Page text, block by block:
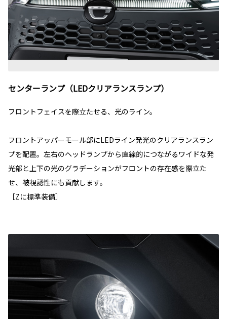
センターランプ（LEDクリアランスランプ）
フロントフェイスを際立たせる、光のライン。
フロントアッパーモール部にLEDライン発光のクリアランスラン
プを配置。左右のヘッドランプから直線的につながるワイドな発
光部と上下の光のグラデーションがフロントの存在感を際立た
せ、被視認性にも貢献します。
［Zに標準装備］